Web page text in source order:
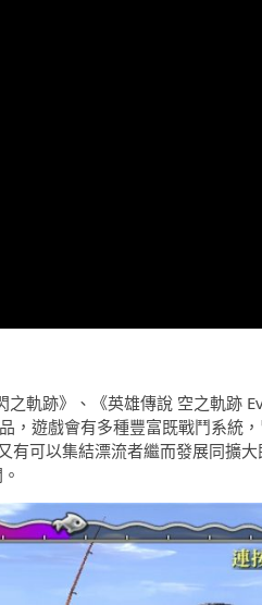
之軌跡》、《英雄傳說 空之軌跡
，遊戲會有多種豐富既戰鬥系統
可以集結漂流者繼而發展同擴